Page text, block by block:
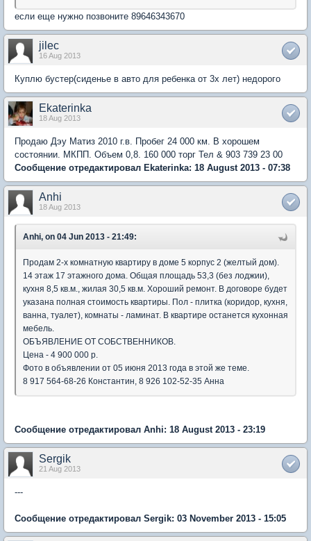
если еще нужно позвоните 89646343670
jilec
16 Aug 2013
Куплю бустер(сиденье в авто для ребенка от 3х лет) недорого
Ekaterinka
18 Aug 2013
Продаю Дэу Матиз 2010 г.в. Пробег 24 000 км. В хорошем
состоянии. МКПП. Объем 0,8. 160 000 торг Тел & 903 739 23 00
Сообщение отредактировал Ekaterinka: 18 August 2013 - 07:38
Anhi
18 Aug 2013
Anhi, on 04 Jun 2013 - 21:49:
Продам 2-х комнатную квартиру в доме 5 корпус 2 (желтый дом).
14 этаж 17 этажного дома. Общая площадь 53,3 (без лоджии),
кухня 8,5 кв.м., жилая 30,5 кв.м. Хороший ремонт. В договоре будет
указана полная стоимость квартиры. Пол - плитка (коридор, кухня,
ванна, туалет), комнаты - ламинат. В квартире останется кухонная
мебель.
ОБЪЯВЛЕНИЕ ОТ СОБСТВЕННИКОВ.
Цена - 4 900 000 р.
Фото в объявлении от 05 июня 2013 года в этой же теме.
8 917 564-68-26 Константин, 8 926 102-52-35 Анна
Сообщение отредактировал Anhi: 18 August 2013 - 23:19
Sergik
21 Aug 2013
---
Сообщение отредактировал Sergik: 03 November 2013 - 15:05